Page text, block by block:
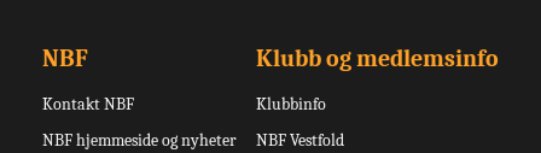
NBF
Kontakt NBF
NBF hjemmeside og nyheter
Klubb og medlemsinfo
Klubbinfo
NBF Vestfold